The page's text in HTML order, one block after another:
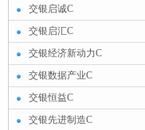
交银启诚C
交银启汇C
交银经济新动力C
交银数据产业C
交银恒益C
交银先进制造C